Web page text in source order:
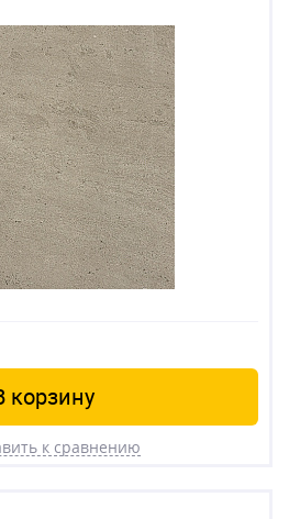
корзину
к сравнению